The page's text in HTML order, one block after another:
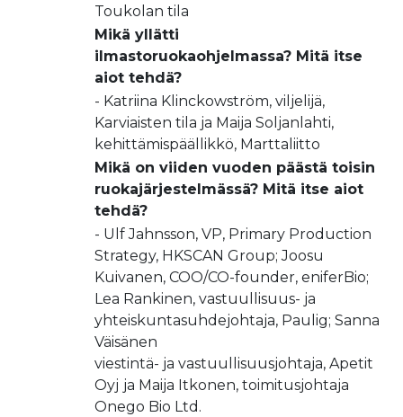
Toukolan tila
Mikä yllätti
ilmastoruokaohjelmassa? Mitä itse
aiot tehdä?
- Katriina Klinckowström, viljelijä,
Karviaisten tila ja Maija Soljanlahti,
kehittämispäällikkö, Marttaliitto
Mikä on viiden vuoden päästä toisin
ruokajärjestelmässä? Mitä itse aiot
tehdä?
- Ulf Jahnsson, VP, Primary Production
Strategy, HKSCAN Group; Joosu
Kuivanen, COO/CO-founder, eniferBio;
Lea Rankinen, vastuullisuus- ja
yhteiskuntasuhdejohtaja, Paulig; Sanna
Väisänen
viestintä- ja vastuullisuusjohtaja, Apetit
Oyj ja Maija Itkonen, toimitusjohtaja
Onego Bio Ltd.